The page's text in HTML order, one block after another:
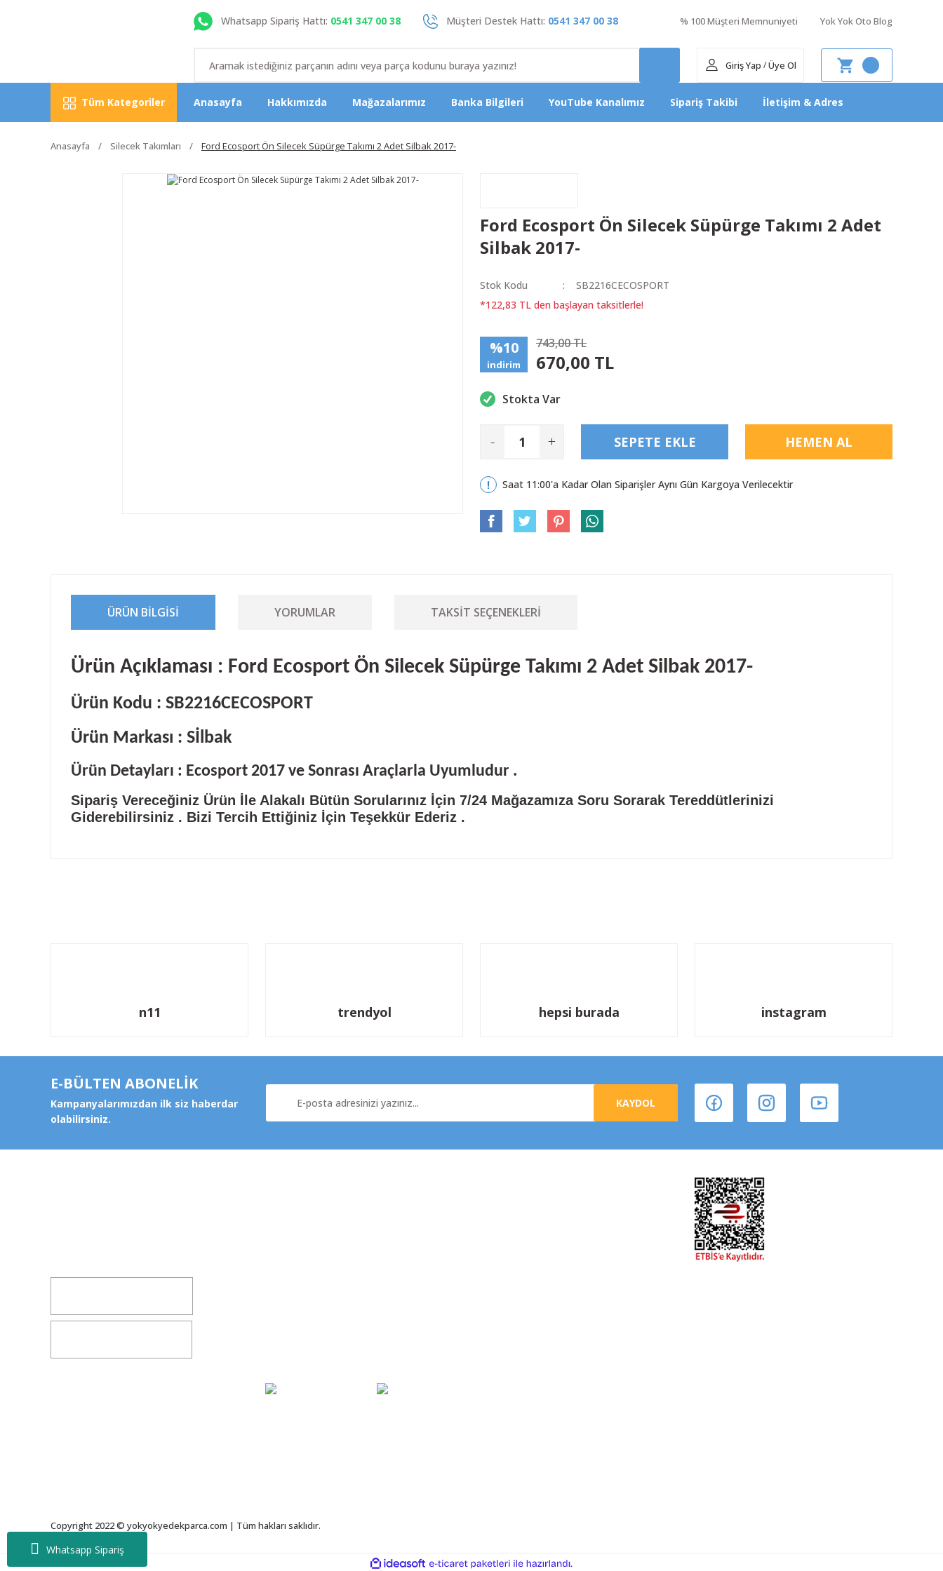
Whatsapp Sipariş
Whatsapp Sipariş Hattı: 0541 347 00 38 Müşteri Destek Hattı: 0541 347 00 38 % 100 Müşteri Memnuniyeti Yok Yok Oto Blog
Giriş Yap /Üye Ol
Tüm Kategoriler Anasayfa Hakkımızda Mağazalarımız Banka Bilgileri YouTube Kanalımız Sipariş Takibi İletişim & Adres
Anasayfa Silecek Takımları Ford Ecosport Ön Silecek Süpürge Takımı 2 Adet Silbak 2017-
Ford Ecosport Ön Silecek Süpürge Takımı 2 Adet
Silbak 2017-
Stok Kodu
SB2216CECOSPORT
*122,83 TL den başlayan taksitlerle!
%10
indirim
743,00 TL
670,00 TL
Stokta Var
- + SEPETE EKLE HEMEN AL
Saat 11:00'a Kadar Olan Siparişler Aynı Gün Kargoya Verilecektir
ÜRÜN BILGISI YORUMLAR TAKSIT SEÇENEKLERI
Ürün Açıklaması : Ford Ecosport Ön Silecek Süpürge Takımı 2 Adet Silbak 2017-
Ürün Kodu : SB2216CECOSPORT
Ürün Markası : Sİlbak
Ürün Detayları : Ecosport 2017 ve Sonrası Araçlarla Uyumludur .
Sipariş Vereceğiniz Ürün İle Alakalı Bütün Sorularınız İçin 7/24 Mağazamıza Soru Sorarak Tereddütlerinizi
Giderebilirsiniz . Bizi Tercih Ettiğiniz İçin Teşekkür Ederiz .
n11 trendyol hepsi burada instagram
E-BÜLTEN ABONELİK
Kampanyalarımızdan ilk siz haberdar
olabilirsiniz.
KAYDOL
Copyright 2022 © yokyokyedekparca.com | Tüm hakları saklıdır.
ideasoft e-